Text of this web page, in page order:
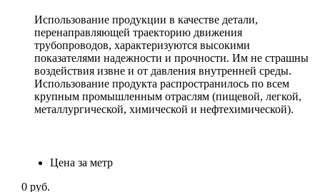
Использование продукции в качестве детали,
перенаправляющей траекторию движения
трубопроводов, характеризуются высокими
показателями надежности и прочности. Им не страшны
воздействия извне и от давления внутренней среды.
Использование продукта распространилось по всем
крупным промышленным отраслям (пищевой, легкой,
металлургической, химической и нефтехимической).
Цена за метр
0 руб.